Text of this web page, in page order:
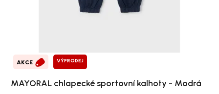
AKCE VÝPRODEJ
MAYORAL chlapecké sportovní kalhoty - Modrá